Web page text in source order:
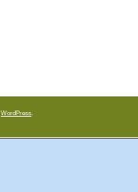
WordPress.